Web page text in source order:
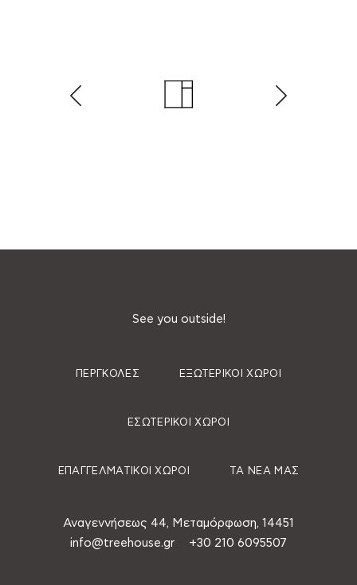
See you outside!
ΠΈΡΓΚΟΛΕΣ ΕΞΩΤΕΡΙΚΟΊ ΧΏΡΟΙ
ΕΣΩΤΕΡΙΚΟΊ ΧΏΡΟΙ
ΕΠΑΓΓΕΛΜΑΤΙΚΟΊ ΧΏΡΟΙ ΤΑ ΝΈΑ ΜΑΣ
Αναγεννήσεως 44, Μεταμόρφωση, 14451
info@treehouse.gr
+30 210 6095507